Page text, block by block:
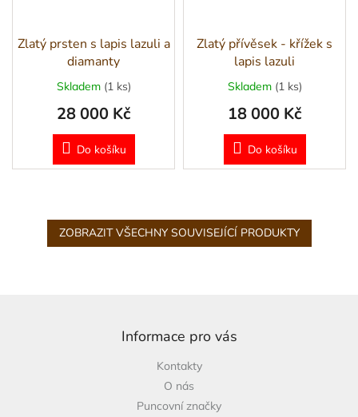
Zlatý prsten s lapis lazuli a
diamanty
Skladem (1 ks)
28 000 Kč
Do košíku
Zlatý přívěsek - křížek s
lapis lazuli
Skladem (1 ks)
18 000 Kč
Do košíku
ZOBRAZIT VŠECHNY SOUVISEJÍCÍ PRODUKTY
Informace pro vás
Kontakty
O nás
Puncovní značky